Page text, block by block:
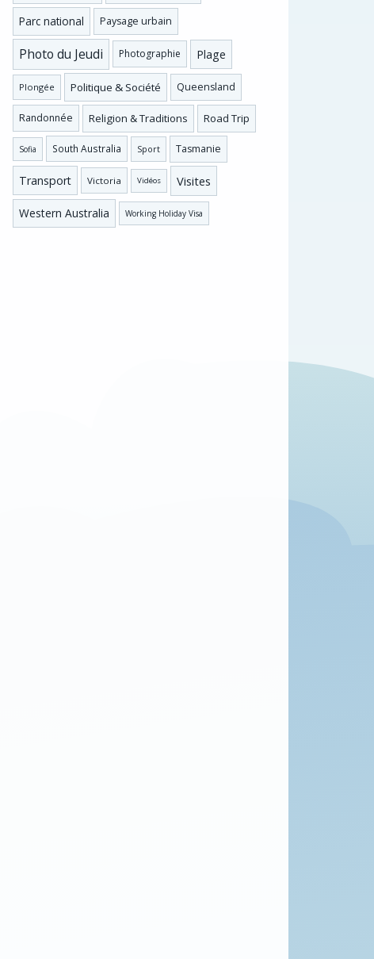
Parc national Paysage urbain
Photo du Jeudi Photographie Plage
Plongée Politique & Société Queensland
Randonnée Religion & Traditions Road Trip
Sofia South Australia Sport Tasmanie
Transport Victoria Vidéos Visites
Western Australia Working Holiday Visa